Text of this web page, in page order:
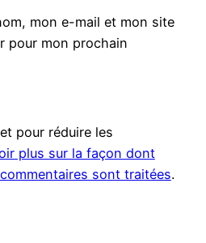
mon e-mail et mon site
pour mon prochain
pour réduire les
plus sur la façon dont
sont traitées.